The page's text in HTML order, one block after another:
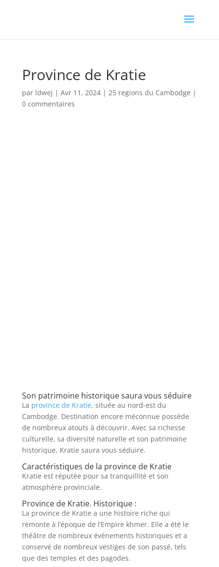
Province de Kratie
par ldwej | Avr 11, 2024| 25 regions du Cambodge |
0 commentaires
Son patrimoine historique saura vous séduire
La province de Kratie, située au nord-est du
Cambodge. Destination encore méconnue possède
de nombreux atouts à découvrir. Avec sa richesse
culturelle, sa diversité naturelle et son patrimoine
historique, Kratie saura vous séduire.
Caractéristiques de la province de Kratie
Kratie est réputée pour sa tranquillité et son
atmosphère provinciale.
Province de Kratie. Historique :
La province de Kratie a une histoire riche qui
remonte à l’époque de l’Empire khmer. Elle a été le
théâtre de nombreux événements historiques et a
conservé de nombreux vestiges de son passé, tels
que des temples et des pagodes.